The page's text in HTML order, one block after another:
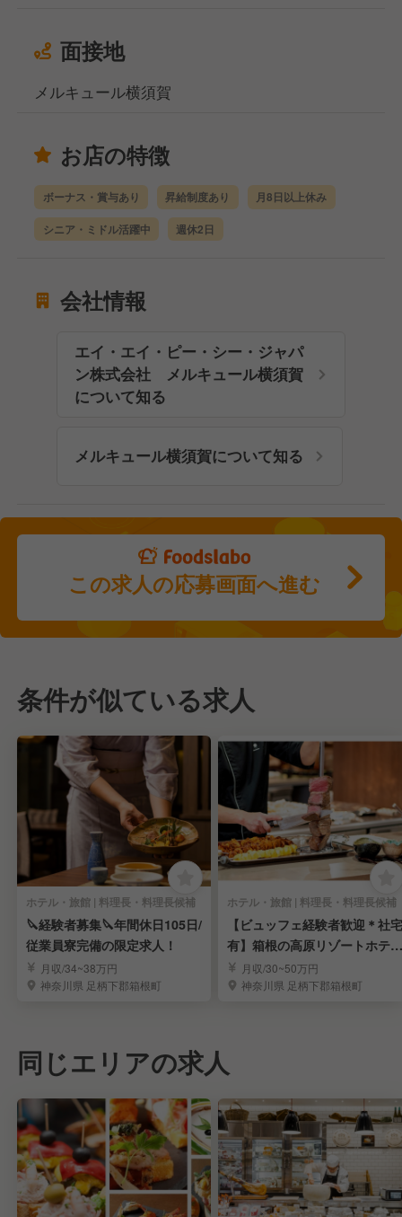
面接地
メルキュール横須賀
お店の特徴
ボーナス・賞与あり 昇給制度あり 月8日以上休み
シニア・ミドル活躍中 週休2日
会社情報
エイ・エイ・ピー・シー・ジャパ
ン株式会社 メルキュール横須賀
について知る
メルキュール横須賀について知る
この求人の応募画面へ進む
条件が似ている求人
ホテル・旅館 | 料理長・料理長候補
🔪経験者募集🔪年間休日105日/
従業員寮完備の限定求人！
月収/34~38万円
神奈川県 足柄下郡箱根町
ホテル・旅館 | 料理長・料理長候補
【ビュッフェ経験者歓迎＊社宅
有】箱根の高原リゾートホテル
の料理長候補を募集
月収/30~50万円
神奈川県 足柄下郡箱根町
同じエリアの求人